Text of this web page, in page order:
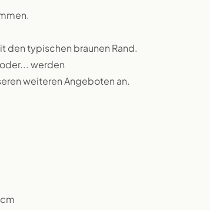
den typischen braunen Rand.
werden
weiteren Angeboten an.